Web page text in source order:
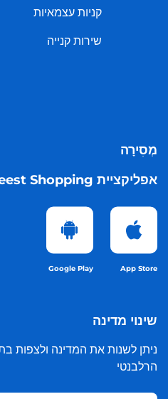
קניות עצמאיות
שירות קנייה
מְסִירָה
אפליקציית myMeest Shopping
App Store
Google Play
שינוי מדינה
ניתן לשנות את המדינה ולצפות
הרלבנטי